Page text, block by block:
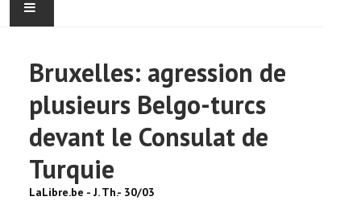
ACTUALITÉ
COMMUNAUTÉ
EVÉNEMENTS
Bruxelles: agression de
plusieurs Belgo-turcs
devant le Consulat de
Turquie
LaLibre.be - J. Th.- 30/03